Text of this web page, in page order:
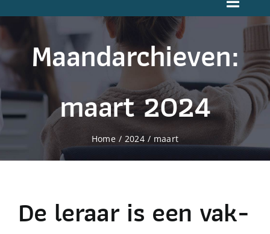
Toggle
Trainingen beeldcoaching
Begeleiding Beeldcoaching
Publicaties beeldcoaching
Maandarchieven:
maart 2024
Home 2024 maart
De leraar is een vak-